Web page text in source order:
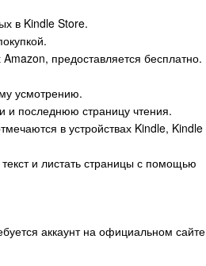
в Kindle Store.
предоставляется бесплатно.
усмотрению.
и последнюю страницу чтения.
в устройствах Kindle, Kindle
и листать страницы с помощью
аккаунт на официальном сайте